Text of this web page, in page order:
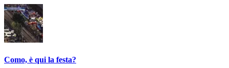
Como, è qui la festa?